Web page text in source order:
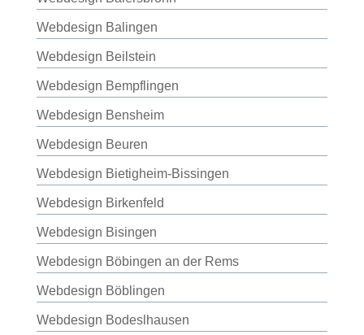
Webdesign Balingen
Webdesign Beilstein
Webdesign Bempflingen
Webdesign Bensheim
Webdesign Beuren
Webdesign Bietigheim-Bissingen
Webdesign Birkenfeld
Webdesign Bisingen
Webdesign Böbingen an der Rems
Webdesign Böblingen
Webdesign Bodeslhausen